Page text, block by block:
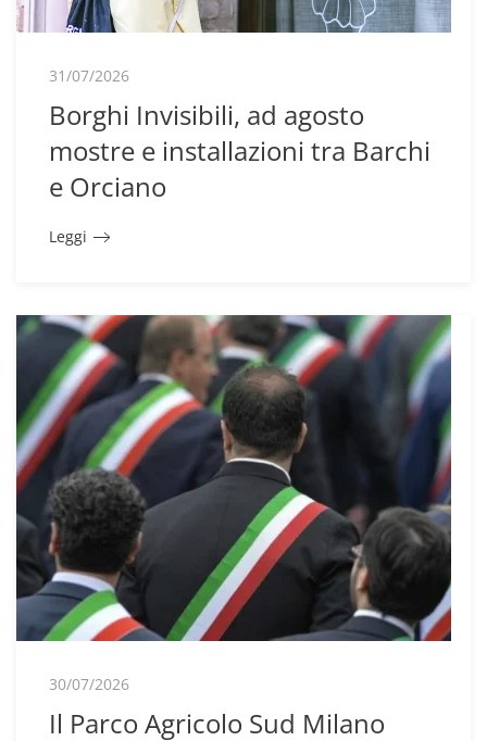
31/07/2026
Borghi Invisibili, ad agosto
mostre e installazioni tra Barchi
e Orciano
Leggi
30/07/2026
Il Parco Agricolo Sud Milano